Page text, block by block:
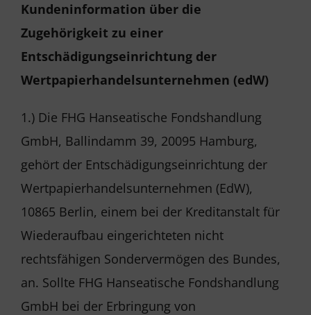
Kundeninformation über die
Zugehörigkeit zu einer
Entschädigungseinrichtung der
Wertpapierhandelsunternehmen (edW)
1.) Die FHG Hanseatische Fondshandlung
GmbH, Ballindamm 39, 20095 Hamburg,
gehört der Entschädigungseinrichtung der
Wertpapierhandelsunternehmen (EdW),
10865 Berlin, einem bei der Kreditanstalt für
Wiederaufbau eingerichteten nicht
rechtsfähigen Sondervermögen des Bundes,
an. Sollte FHG Hanseatische Fondshandlung
GmbH bei der Erbringung von